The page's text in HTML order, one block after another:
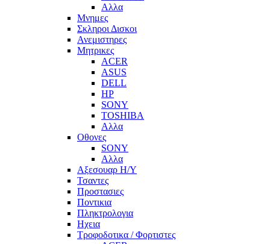
Αλλα
Μνημες
Σκληροι Δισκοι
Ανεμιστηρες
Μητρικες
ACER
ASUS
DELL
HP
SONY
TOSHIBA
Αλλα
Οθονες
SONY
Αλλα
Αξεσουαρ Η/Υ
Τσαντες
Προστασιες
Ποντικια
Πληκτρολογια
Ηχεια
Τροφοδοτικα / Φορτιστες